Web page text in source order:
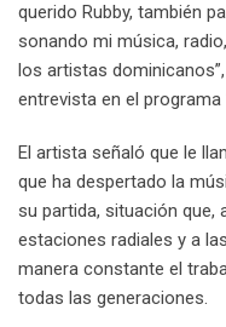
querido Rubby, también
sonando mi música,
los artistas
entrevista en el programa
El artista señaló que le
que ha despertado la
su partida, situación que,
estaciones radiales y a
manera constante el
todas las generaciones.